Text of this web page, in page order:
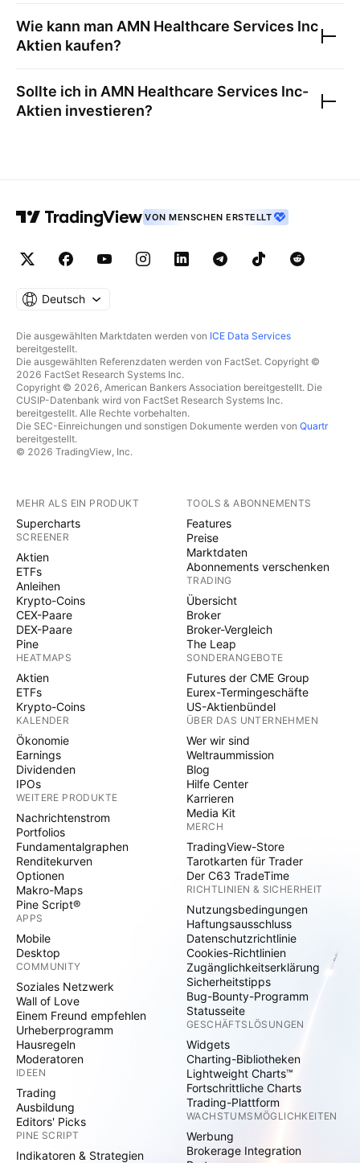
Wie kann man AMN Healthcare Services Inc
Aktien kaufen?
Sollte ich in AMN Healthcare Services Inc-
Aktien investieren?
VON MENSCHEN ERSTELLT
Deutsch
Die ausgewählten Marktdaten werden von ICE Data Services
bereitgestellt.
Die ausgewählten Referenzdaten werden von FactSet. Copyright ©
2026 FactSet Research Systems Inc.
Copyright © 2026, American Bankers Association bereitgestellt. Die
CUSIP-Datenbank wird von FactSet Research Systems Inc.
bereitgestellt. Alle Rechte vorbehalten.
Die SEC-Einreichungen und sonstigen Dokumente werden von Quartr
bereitgestellt.
© 2026 TradingView, Inc.
MEHR ALS EIN PRODUKT
Supercharts
SCREENER
Aktien
ETFs
Anleihen
Krypto-Coins
CEX-Paare
DEX-Paare
Pine
HEATMAPS
Aktien
ETFs
Krypto-Coins
KALENDER
Ökonomie
Earnings
Dividenden
IPOs
WEITERE PRODUKTE
Nachrichtenstrom
Portfolios
Fundamentalgraphen
Renditekurven
Optionen
Makro-Maps
Pine Script®
APPS
Mobile
Desktop
COMMUNITY
Soziales Netzwerk
Wall of Love
Einem Freund empfehlen
Urheberprogramm
Hausregeln
Moderatoren
IDEEN
Trading
Ausbildung
Editors' Picks
PINE SCRIPT
Indikatoren & Strategien
TOOLS & ABONNEMENTS
Features
Preise
Marktdaten
Abonnements verschenken
TRADING
Übersicht
Broker
Broker-Vergleich
The Leap
SONDERANGEBOTE
Futures der CME Group
Eurex-Termingeschäfte
US-Aktienbündel
ÜBER DAS UNTERNEHMEN
Wer wir sind
Weltraummission
Blog
Hilfe Center
Karrieren
Media Kit
MERCH
TradingView-Store
Tarotkarten für Trader
Der C63 TradeTime
RICHTLINIEN & SICHERHEIT
Nutzungsbedingungen
Haftungsausschluss
Datenschutzrichtlinie
Cookies-Richtlinien
Zugänglichkeitserklärung
Sicherheitstipps
Bug-Bounty-Programm
Statusseite
GESCHÄFTSLÖSUNGEN
Widgets
Charting-Bibliotheken
Lightweight Charts™
Fortschrittliche Charts
Trading-Plattform
WACHSTUMSMÖGLICHKEITEN
Werbung
Brokerage Integration